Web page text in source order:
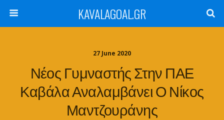
KAVALAGOAL.GR
27 June 2020
Νέος Γυμναστής Στην ΠΑΕ
Καβάλα Αναλαμβάνει Ο Νίκος
Μαντζουράνης